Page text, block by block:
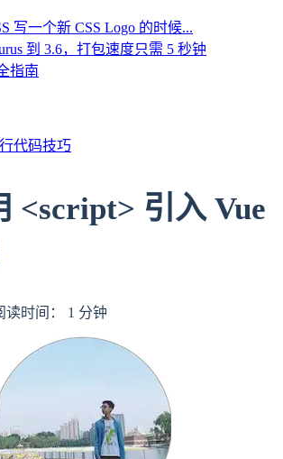
写一个新 CSS Logo 的时候...
到 3.6，打包速度只需 5 秒钟
指南
代码技巧
<script> 引入 Vue
时间： 1 分钟